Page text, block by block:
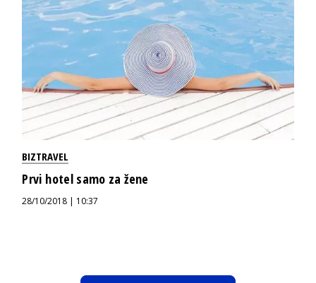
BIZTRAVEL
Prvi hotel samo za žene
28/10/2018 | 10:37